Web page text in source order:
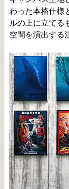
わった本格仕様
ルの上に立てる
空間を演出する